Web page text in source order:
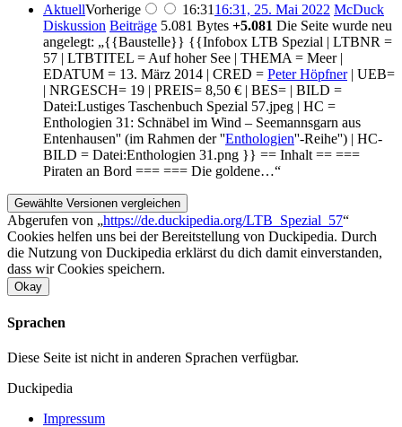
AktuellVorherige 16:31 16:31, 25. Mai 2022 McDuck
Diskussion Beiträge 5.081 Bytes +5.081 Die Seite wurde neu
angelegt: „{{Baustelle}} {{Infobox LTB Spezial | LTBNR =
57 | LTBTITEL = Auf hoher See | THEMA = Meer |
EDATUM = 13. März 2014 | CRED = Peter Höpfner| UEB=
| NRGESCH= 19 | PREIS= 8,50 € | BES= | BILD =
Datei:Lustiges Taschenbuch Spezial 57.jpeg | HC =
Enthologien 31: Schnäbel im Wind – Seemannsgarn aus
Entenhausen'' (im Rahmen der ''Enthologien''-Reihe'') | HC-
BILD = Datei:Enthologien 31.png }} == Inhalt == ===
Piraten an Bord === === Die goldene…“
Abgerufen von „https://de.duckipedia.org/LTB_Spezial_57“
Cookies helfen uns bei der Bereitstellung von Duckipedia. Durch
die Nutzung von Duckipedia erklärst du dich damit einverstanden,
dass wir Cookies speichern.
Okay
Sprachen
Diese Seite ist nicht in anderen Sprachen verfügbar.
Duckipedia
Impressum